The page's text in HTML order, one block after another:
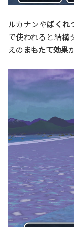
ルカナンやばくれ
で使われると結構
えのまもたて効果